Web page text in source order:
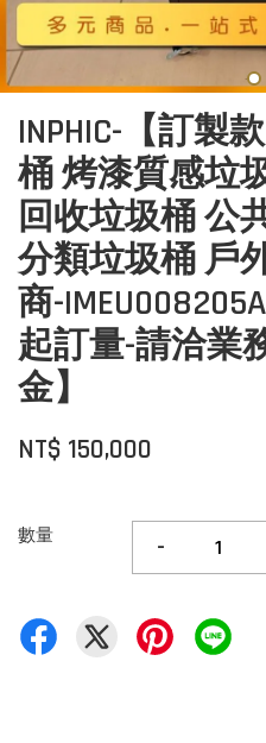
INPHIC-【訂製
桶 烤漆質感垃
回收垃圾桶 公
分類垃圾桶 戶
商-
起訂量-請洽業
金】
NT$ 150,000
數量 -